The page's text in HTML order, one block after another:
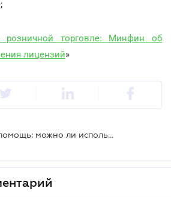
торговле: Минфин об
лицензий»
Благотворительная помощь: можно ли использовать предпринимательский счет